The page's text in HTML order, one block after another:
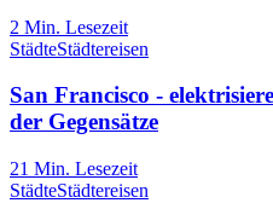
2 Min. Lesezeit
StädteStädtereisen
San Francisco -
der Gegensätze
21 Min. Lesezeit
StädteStädtereisen